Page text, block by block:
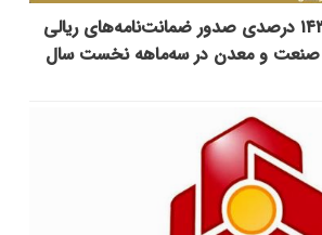
رشد ۱۴۳ درصدی صدور ضمانت‌نامه‌های ریالی
صنعت و معدن در سه‌ماهه نخست سال